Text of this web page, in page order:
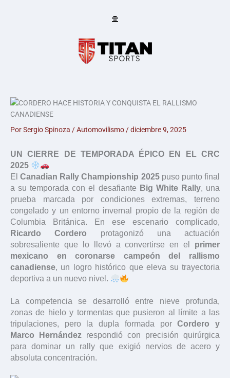
PorSergio Spinoza /Automovilismo /diciembre 9, 2025
UN CIERRE DE TEMPORADA ÉPICO EN EL CRC
2025
ElCanadian Rally Championship 2025puso punto final
a su temporada con el desafiante Big White Rally, una
prueba marcada por condiciones extremas, terreno
congelado y un entorno invernal propio de la región de
Columbia Británica. En ese escenario complicado,
Ricardo Cordero protagonizó una actuación
sobresaliente que lo llevó a convertirse en el primer
mexicano en coronarse campeón del rallismo
canadiense, un logro histórico que eleva su trayectoria
deportiva a un nuevo nivel.
La competencia se desarrolló entre nieve profunda,
zonas de hielo y tormentas que pusieron al límite a las
tripulaciones, pero la dupla formada porCordero y
Marco Hernández respondió con precisión quirúrgica
para dominar un rally que exigió nervios de acero y
absoluta concentración.